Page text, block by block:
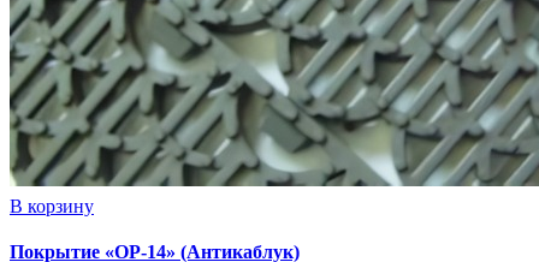
В корзину
Покрытие «ОР-14» (Антикаблук)